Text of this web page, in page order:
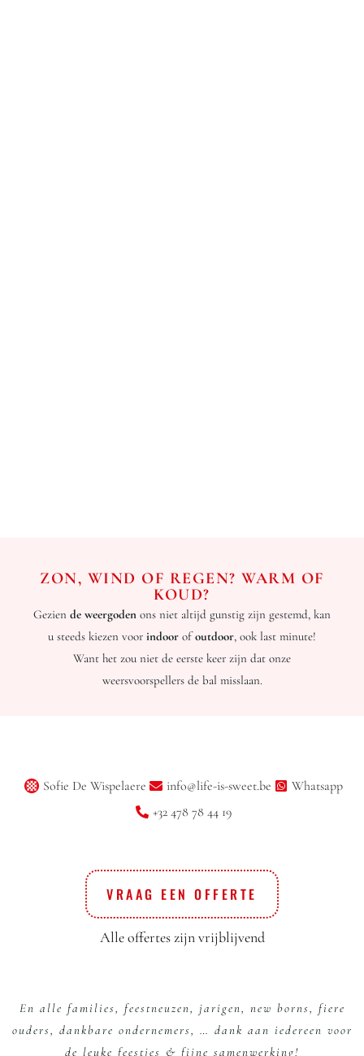
ZON, WIND OF REGEN? WARM OF
KOUD?
Gezien de weergoden ons niet altijd gunstig zijn gestemd, kan
u steeds kiezen voor indoor ofoutdoor, ook last minute!
Want het zou niet de eerste keer zijn dat onze
weersvoorspellers de bal misslaan.
Sofie De Wispelaere info@life-is-sweet.be
Whatsapp
+32 478 78 44 19
VRAAG EEN OFFERTE
Alle offertes zijn vrijblijvend
En alle families, feestneuzen, jarigen, new borns, fiere
ouders, dankbare ondernemers, … dank aan iedereen voor
de leuke feestjes & fijne samenwerking!